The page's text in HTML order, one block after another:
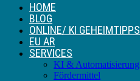
HOME
BLOG
ONLINE/ KI GEHEIMTIPPS
EU AR
SERVICES
KI & Automatisierung
Fördermittel